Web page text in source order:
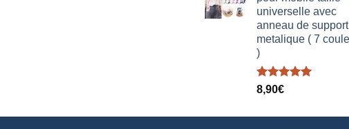
universelle avec
anneau de support
metalique ( 7
)
Note5.00
sur 5
8,90€